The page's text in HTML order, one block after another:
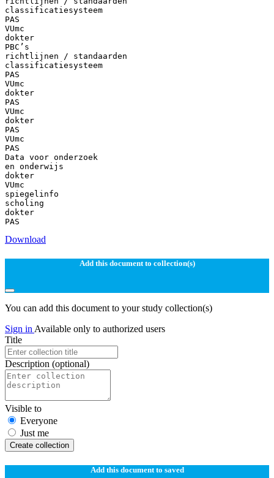
classificatiesysteem
PAS
VUmc
dokter
PBC’s
richtlijnen / standaarden
classificatiesysteem
PAS
VUmc
dokter
PAS
VUmc
dokter
PAS
VUmc
PAS
Data voor onderzoek
en onderwijs
dokter
VUmc
spiegelinfo
scholing
dokter
Download
Add this document to collection(s)
You can add this document to your study collection(s)
Sign in Available only to authorized users
Title
Description (optional)
Visible to
Everyone
Just me
Create collection
Add this document to saved